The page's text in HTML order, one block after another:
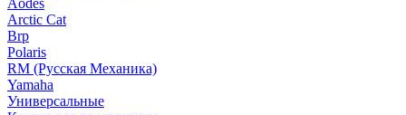
Aodes
Arctic Cat
Brp
Polaris
RM (Русская Механика)
Yamaha
Универсальные